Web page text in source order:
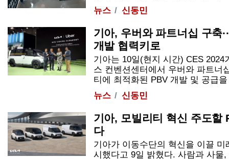
뉴스
신동민
기아, 우버와 파트너십 구축
개발 협력키로
기아는 10일(현지 시간) CES
스 컨벤션센터에서 우버와 파트너
티에 최적화된 PBV 개발 및 공급
뉴스
신동민
기아, 모빌리티 혁신 주도할
다
기아가 이동수단의 혁신을 이끌
시했다고 9일 밝혔다. 사람과 사물